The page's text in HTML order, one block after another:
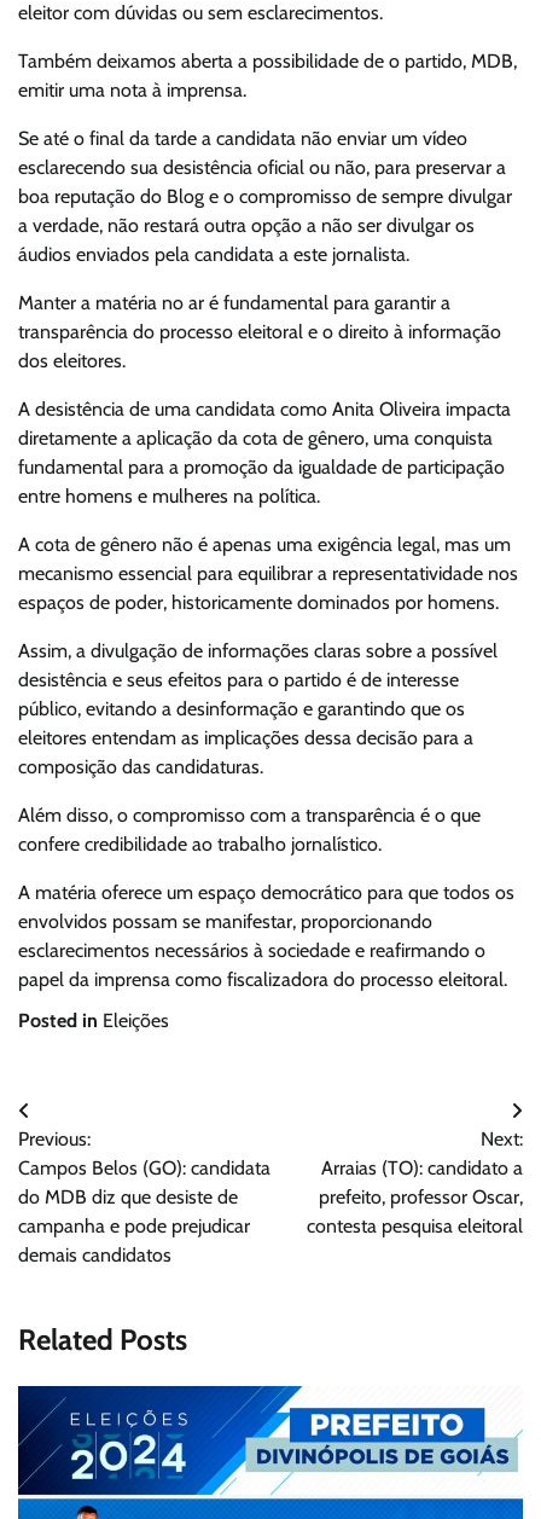
eleitor com dúvidas ou sem esclarecimentos.
Também deixamos aberta a possibilidade de o partido, MDB,
emitir uma nota à imprensa.
Se até o final da tarde a candidata não enviar um vídeo
esclarecendo sua desistência oficial ou não, para preservar a
boa reputação do Blog e o compromisso de sempre divulgar
a verdade, não restará outra opção a não ser divulgar os
áudios enviados pela candidata a este jornalista.
Manter a matéria no ar é fundamental para garantir a
transparência do processo eleitoral e o direito à informação
dos eleitores.
A desistência de uma candidata como Anita Oliveira impacta
diretamente a aplicação da cota de gênero, uma conquista
fundamental para a promoção da igualdade de participação
entre homens e mulheres na política.
A cota de gênero não é apenas uma exigência legal, mas um
mecanismo essencial para equilibrar a representatividade nos
espaços de poder, historicamente dominados por homens.
Assim, a divulgação de informações claras sobre a possível
desistência e seus efeitos para o partido é de interesse
público, evitando a desinformação e garantindo que os
eleitores entendam as implicações dessa decisão para a
composição das candidaturas.
Além disso, o compromisso com a transparência é o que
confere credibilidade ao trabalho jornalístico.
A matéria oferece um espaço democrático para que todos os
envolvidos possam se manifestar, proporcionando
esclarecimentos necessários à sociedade e reafirmando o
papel da imprensa como fiscalizadora do processo eleitoral.
Posted in Eleições
Navegação
de
Post
Previous:
Campos Belos (GO): candidata
do MDB diz que desiste de
campanha e pode prejudicar
demais candidatos
Next:
Arraias (TO): candidato a
prefeito, professor Oscar,
contesta pesquisa eleitoral
Related Posts